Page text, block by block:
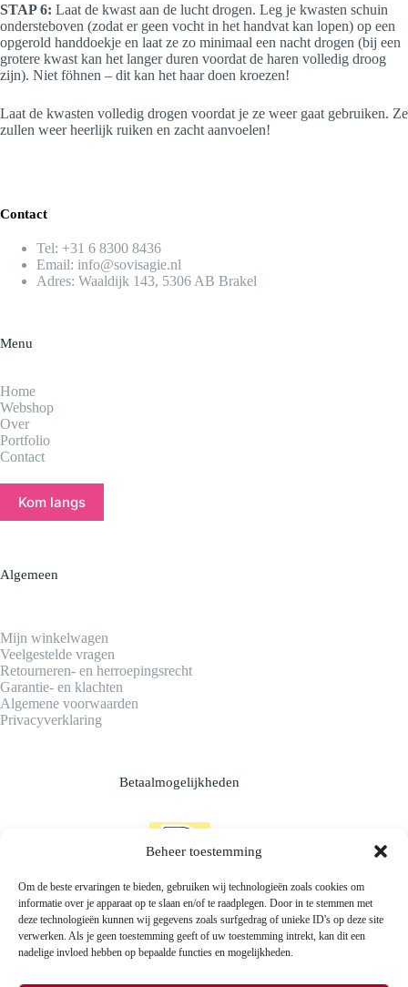
Beheer toestemming
Om de beste ervaringen te bieden, gebruiken wij technologieën zoals cookies om
informatie over je apparaat op te slaan en/of te raadplegen. Door in te stemmen met
deze technologieën kunnen wij gegevens zoals surfgedrag of unieke ID's op deze site
verwerken. Als je geen toestemming geeft of uw toestemming intrekt, kan dit een
nadelige invloed hebben op bepaalde functies en mogelijkheden.
STAP 6: Laat de kwast aan de lucht drogen. Leg je kwasten schuin
ondersteboven (zodat er geen vocht in het handvat kan lopen) op een
opgerold handdoekje en laat ze zo minimaal een nacht drogen (bij een
grotere kwast kan het langer duren voordat de haren volledig droog
zijn). Niet föhnen – dit kan het haar doen kroezen!
Laat de kwasten volledig drogen voordat je ze weer gaat gebruiken. Ze
zullen weer heerlijk ruiken en zacht aanvoelen!
Contact
Tel: +31 6 8300 8436​
Email: info@sovisagie.nl
Adres: Waaldijk 143, 5306 AB Brakel
Menu
Home
Webshop
Over
Portfolio
Contact
Kom langs
Algemeen
Mijn winkelwagen
Veelgestelde vragen
Retourneren- en herroepingsrecht
Garantie- en klachten
Algemene voorwaarden
Privacyverklaring
Betaalmogelijkheden